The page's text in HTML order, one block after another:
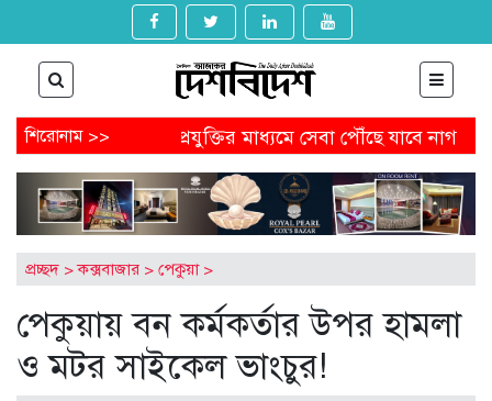
শিরোনাম >>
পদত্যাগ
প্রযুক্তির মাধ্যমে সেবা পৌঁছে যাবে নাগরিকের কাছে
পেতে আবেদন করবেন যেভাবে
অষ্টগ্রামে বিএনপির নির্বাচনি
থেকে অনাকাঙ্ক্ষিত পোস্ট
আগামীকাল থেকে ৯ মাসের
গুম-খুনের মামলায় জিয়াউল আহসানের বিচার শুরু
প্রচ্ছদ >কক্সবাজার > পেকুয়া>
পেকুয়ায় বন কর্মকর্তার উপর হামলা
ও মটর সাইকেল ভাংচুর!